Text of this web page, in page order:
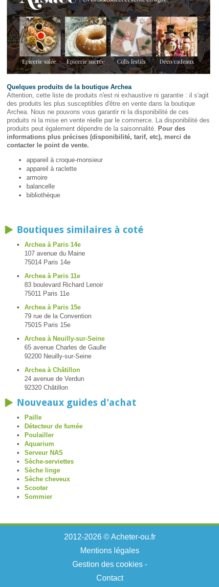
Quelques produits de la boutique Archea
Attention, cette liste de produits n'est ni exhaustive ni garantie : il s'agit
des produits les plus susceptibles d'être en vente dans la boutique
Archea. Nous ne pouvons vous garantir ni la disponibilité de ces
produits ni la mise en vente réelle par le commerce. La disponibilité des
produits peut également dépendre de la saisonnalité. Pour des
informations plus précises (disponibilité, tarif, etc), merci de
contacter le point de vente.
appareil à croque-monsieur
appareil à raclette
armoire
balancelle
bibliothèque
Boutiques similaires à coté
Archea à Paris 14e
107 avenue du Maine
75014 Paris 14e
Archea à Paris 11e
83 boulevard Richard Lenoir
75011 Paris 11e
Archea à Paris 15e
79 rue de la Convention
75015 Paris 15e
Archea à Neuilly-sur-Seine
65 avenue Charles de Gaulle
92200 Neuilly-sur-Seine
Archea à Châtillon
24 avenue de Verdun
92320 Châtillon
Nouveaux guides d'achat
Paille
Détecteur de fumée
Poulailler
Aquarium
Serveur NAS
Sèche-serviettes
Sèche linge
Sèche cheveux
Scooter
Sommier
2012-2026 © Acheter-ou.fr
Mentions légales
Gestion des cookies-
Contact